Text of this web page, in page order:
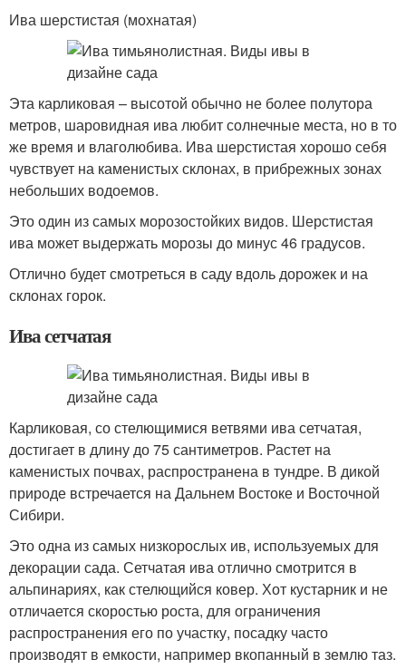
Ива шерстистая (мохнатая)
Эта карликовая – высотой обычно не более полутора
метров, шаровидная ива любит солнечные места, но в то
же время и влаголюбива. Ива шерстистая хорошо себя
чувствует на каменистых склонах, в прибрежных зонах
небольших водоемов.
Это один из самых морозостойких видов. Шерстистая
ива может выдержать морозы до минус 46 градусов.
Отлично будет смотреться в саду вдоль дорожек и на
склонах горок.
Ива сетчатая
Карликовая, со стелющимися ветвями ива сетчатая,
достигает в длину до 75 сантиметров. Растет на
каменистых почвах, распространена в тундре. В дикой
природе встречается на Дальнем Востоке и Восточной
Сибири.
Это одна из самых низкорослых ив, используемых для
декорации сада. Сетчатая ива отлично смотрится в
альпинариях, как стелющийся ковер. Хот кустарник и не
отличается скоростью роста, для ограничения
распространения его по участку, посадку часто
производят в емкости, например вкопанный в землю таз.